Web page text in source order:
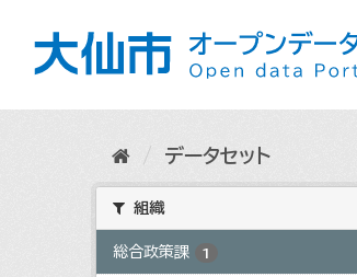
データセット
組織
総合政策課 1